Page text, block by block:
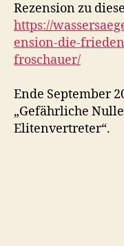
Rezension zu
https://
ension-die-
froschauer/
Ende September
„Gefährliche
Elitenvertreter“.